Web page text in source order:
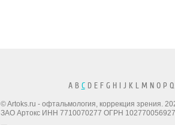
A B CD E F G H I J K L M N O P
© Artoks.ru - офтальмология, коррекция зрения.
ЗАО Артокс ИНН 7710070277 ОГРН